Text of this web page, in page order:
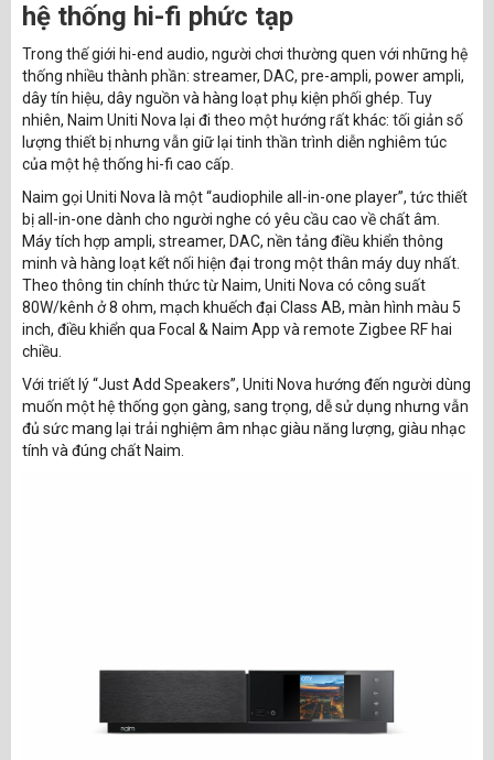
hệ thống hi-fi phức tạp
Trong thế giới hi-end audio, người chơi thường quen với những hệ
thống nhiều thành phần: streamer, DAC, pre-ampli, power ampli,
dây tín hiệu, dây nguồn và hàng loạt phụ kiện phối ghép. Tuy
nhiên, Naim Uniti Nova lại đi theo một hướng rất khác: tối giản số
lượng thiết bị nhưng vẫn giữ lại tinh thần trình diễn nghiêm túc
của một hệ thống hi-fi cao cấp.
Naim gọi Uniti Nova là một “audiophile all-in-one player”, tức thiết
bị all-in-one dành cho người nghe có yêu cầu cao về chất âm.
Máy tích hợp ampli, streamer, DAC, nền tảng điều khiển thông
minh và hàng loạt kết nối hiện đại trong một thân máy duy nhất.
Theo thông tin chính thức từ Naim, Uniti Nova có công suất
80W/kênh ở 8 ohm, mạch khuếch đại Class AB, màn hình màu 5
inch, điều khiển qua Focal & Naim App và remote Zigbee RF hai
chiều.
Với triết lý “Just Add Speakers”, Uniti Nova hướng đến người dùng
muốn một hệ thống gọn gàng, sang trọng, dễ sử dụng nhưng vẫn
đủ sức mang lại trải nghiệm âm nhạc giàu năng lượng, giàu nhạc
tính và đúng chất Naim.